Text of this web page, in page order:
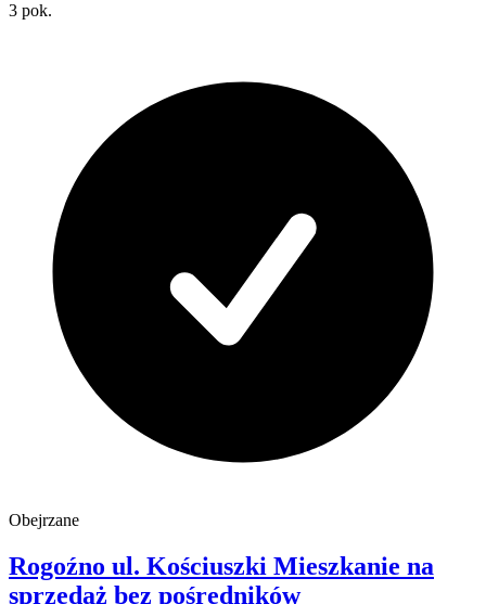
3 pok.
Obejrzane
Rogoźno ul. Kościuszki Mieszkanie na
sprzedaż bez pośredników